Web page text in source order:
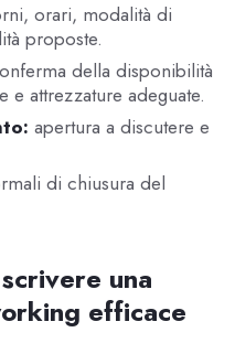
orari, modalità di
proposte.
della disponibilità
e attrezzature adeguate.
apertura a discutere e
di chiusura del
una
efficace